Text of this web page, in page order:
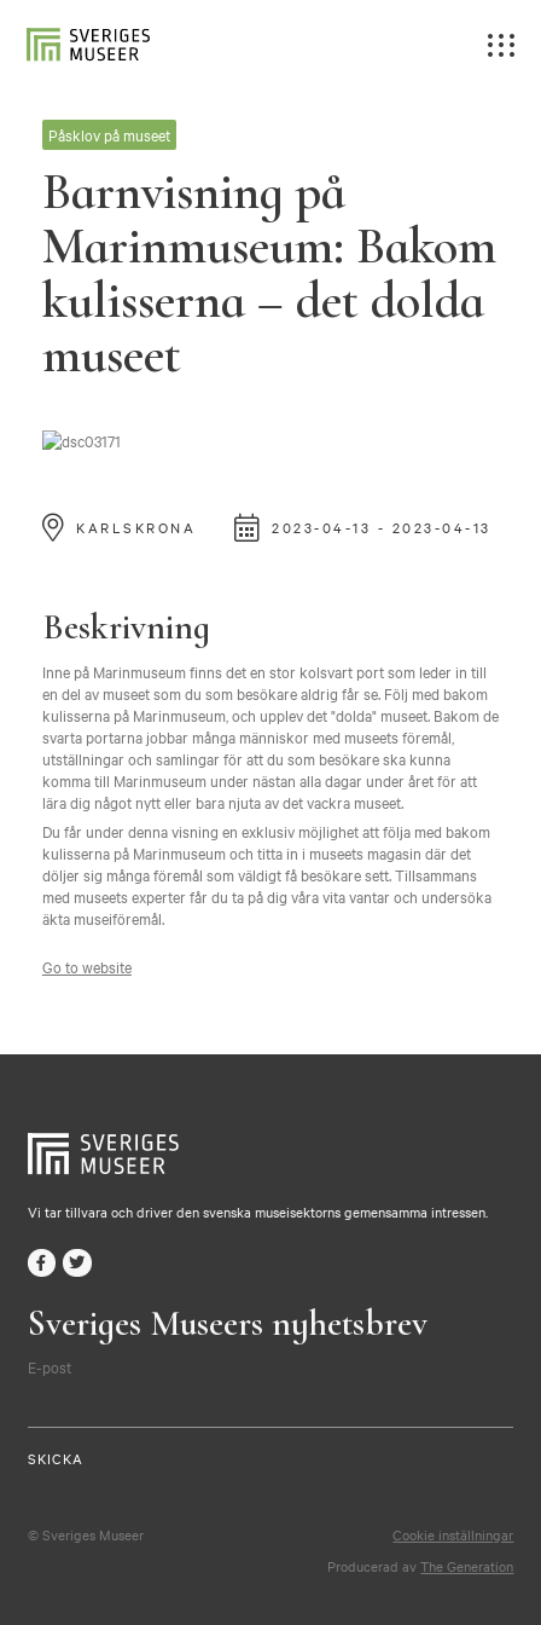
Påsklov på museet
Barnvisning på
Marinmuseum: Bakom
kulisserna – det dolda
museet
KARLSKRONA 2023-04-13 - 2023-04-13
Beskrivning
Inne på Marinmuseum finns det en stor kolsvart port som leder in till
en del av museet som du som besökare aldrig får se. Följ med bakom
kulisserna på Marinmuseum, och upplev det "dolda" museet. Bakom de
svarta portarna jobbar många människor med museets föremål,
utställningar och samlingar för att du som besökare ska kunna
komma till Marinmuseum under nästan alla dagar under året för att
lära dig något nytt eller bara njuta av det vackra museet.
Du får under denna visning en exklusiv möjlighet att följa med bakom
kulisserna på Marinmuseum och titta in i museets magasin där det
döljer sig många föremål som väldigt få besökare sett. Tillsammans
med museets experter får du ta på dig våra vita vantar och undersöka
äkta museiföremål.
Go to website
Vi tar tillvara och driver den svenska museisektorns gemensamma intressen.
Sveriges Museers nyhetsbrev
E-post
© Sveriges Museer
Cookie inställningar
Producerad avThe Generation